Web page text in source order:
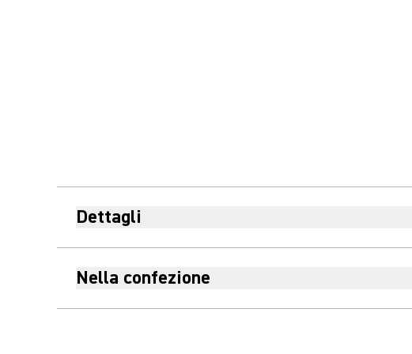
Dettagli
Nella confezione